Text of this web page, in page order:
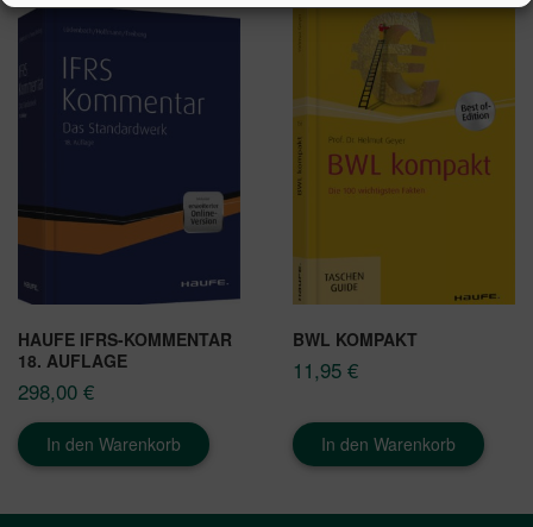
HAUFE IFRS-KOMMENTAR
18. AUFLAGE
298,00 €
In den Warenkorb
BWL KOMPAKT
11,95 €
In den Warenkorb